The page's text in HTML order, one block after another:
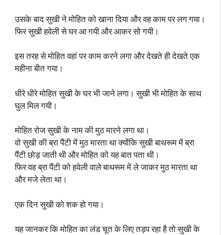
उसके बाद सुखी ने मोहित को खाना दिया और वह काम पर लग गया।
फिर सुखी हवेली से घर आ गयी और आकर सो गयी।
इस तरह से मोहित वहां पर काम करने लगा और देखते ही देखते एक
महीना बीत गया।
धीरे धीरे मोहित सुखी के घर भी जाने लगा। सुखी भी मोहित के साथ
घुल मिल गयी।
मोहित रोज सुखी के नाम की मुठ मारने लगा था।
वो सुखी की ब्रा पैंटी में मुठ मारता था क्योंकि सुखी बाथरूम में ब्रा
पैंटी छोड़ जाती थी और मोहित को यह बात पता थी।
फिर वह ब्रा पैंटी को हवेली वाले बाथरूम में ले जाकर मुठ मारता था
और मजे लेता था।
एक दिन सुखी को शक हो गया।
यह जानकर कि मोहित का लंड चूत के लिए तड़प रहा है तो सुखी के